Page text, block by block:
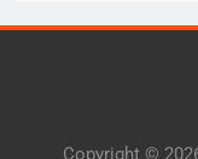
Copyright ©